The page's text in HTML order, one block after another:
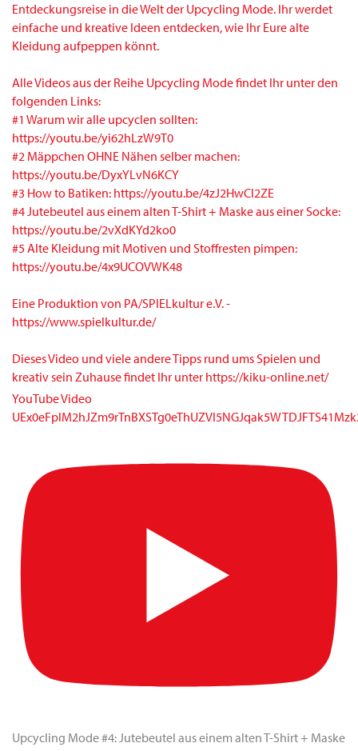
Entdeckungsreise in die Welt der Upcycling Mode. Ihr werdet
einfache und kreative Ideen entdecken, wie Ihr Eure alte
Kleidung aufpeppen könnt.
Alle Videos aus der Reihe Upcycling Mode findet Ihr unter den
folgenden Links:
#1 Warum wir alle upcyclen sollten:
https://youtu.be/yi62hLzW9T0
#2 Mäppchen OHNE Nähen selber machen:
https://youtu.be/DyxYLvN6KCY
#3 How to Batiken: https://youtu.be/4zJ2HwCl2ZE
#4 Jutebeutel aus einem alten T-Shirt + Maske aus einer Socke:
https://youtu.be/2vXdKYd2ko0
#5 Alte Kleidung mit Motiven und Stoffresten pimpen:
https://youtu.be/4x9UCOVWK48
Eine Produktion von PA/SPIELkultur e.V. -
https://www.spielkultur.de/
Dieses Video und viele andere Tipps rund ums Spielen und
kreativ sein Zuhause findet Ihr unter https://kiku-online.net/
YouTube Video
Upcycling Mode #4: Jutebeutel aus einem alten T-Shirt + Maske